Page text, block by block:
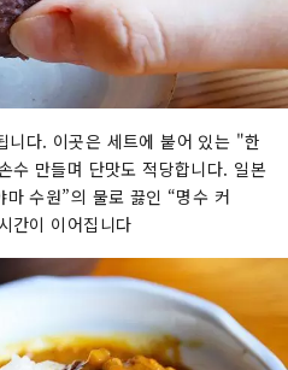
니다. 이곳은 세트에 붙어 있는 "한
수 만들며 단맛도 적당합니다. 일본
수원”의 물로 끓인 “명수 커
간이 이어집니다